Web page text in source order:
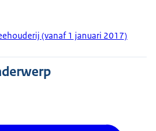
(vanaf 1 januari 2017)